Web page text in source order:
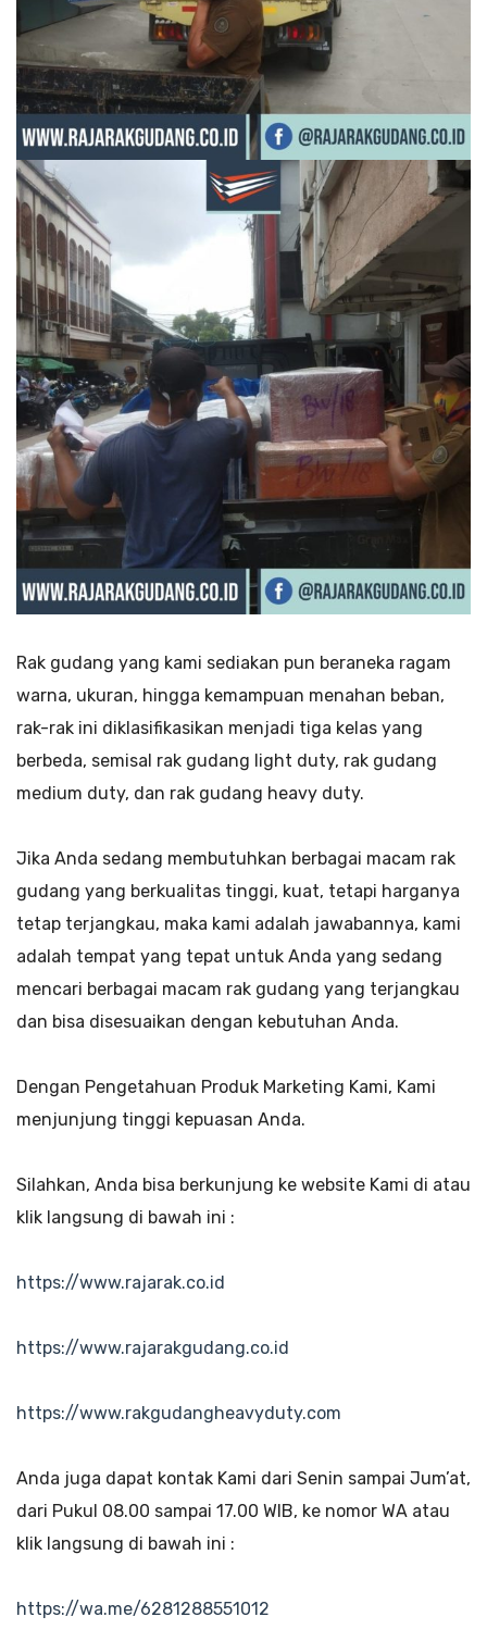
Rak gudang yang kami sediakan pun beraneka ragam
warna, ukuran, hingga kemampuan menahan beban,
rak-rak ini diklasifikasikan menjadi tiga kelas yang
berbeda, semisal rak gudang light duty, rak gudang
medium duty, dan rak gudang heavy duty.
Jika Anda sedang membutuhkan berbagai macam rak
gudang yang berkualitas tinggi, kuat, tetapi harganya
tetap terjangkau, maka kami adalah jawabannya, kami
adalah tempat yang tepat untuk Anda yang sedang
mencari berbagai macam rak gudang yang terjangkau
dan bisa disesuaikan dengan kebutuhan Anda.
Dengan Pengetahuan Produk Marketing Kami, Kami
menjunjung tinggi kepuasan Anda.
Silahkan, Anda bisa berkunjung ke website Kami di atau
klik langsung di bawah ini :
https://www.rajarak.co.id
https://www.rajarakgudang.co.id
https://www.rakgudangheavyduty.com
Anda juga dapat kontak Kami dari Senin sampai Jum’at,
dari Pukul 08.00 sampai 17.00 WIB, ke nomor WA atau
klik langsung di bawah ini :
https://wa.me/6281288551012